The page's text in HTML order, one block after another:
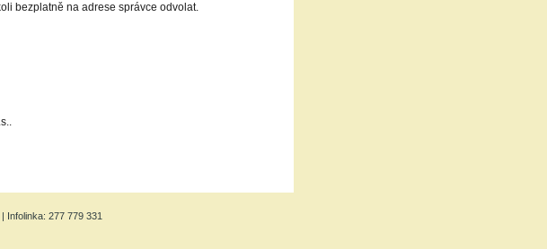
bezplatně na adrese správce odvolat.
Infolinka: 277 779 331